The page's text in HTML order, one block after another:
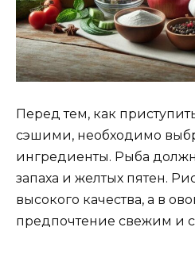
Перед тем, как
сэшими, необходимо
ингредиенты. Рыба
запаха и желтых пятен.
высокого качества, а в
предпочтение свежим и